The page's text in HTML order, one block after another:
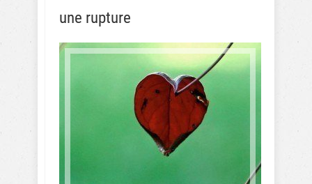
une rupture